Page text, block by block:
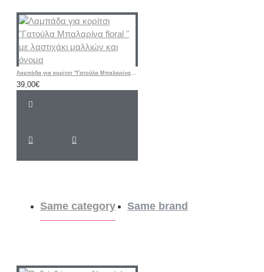
Λαμπάδα για κορίτσι "Γατούλα Μπαλαρίνα floral " με λαστιχάκι μαλλιών και όνομα
39,00€
Same category Same brand